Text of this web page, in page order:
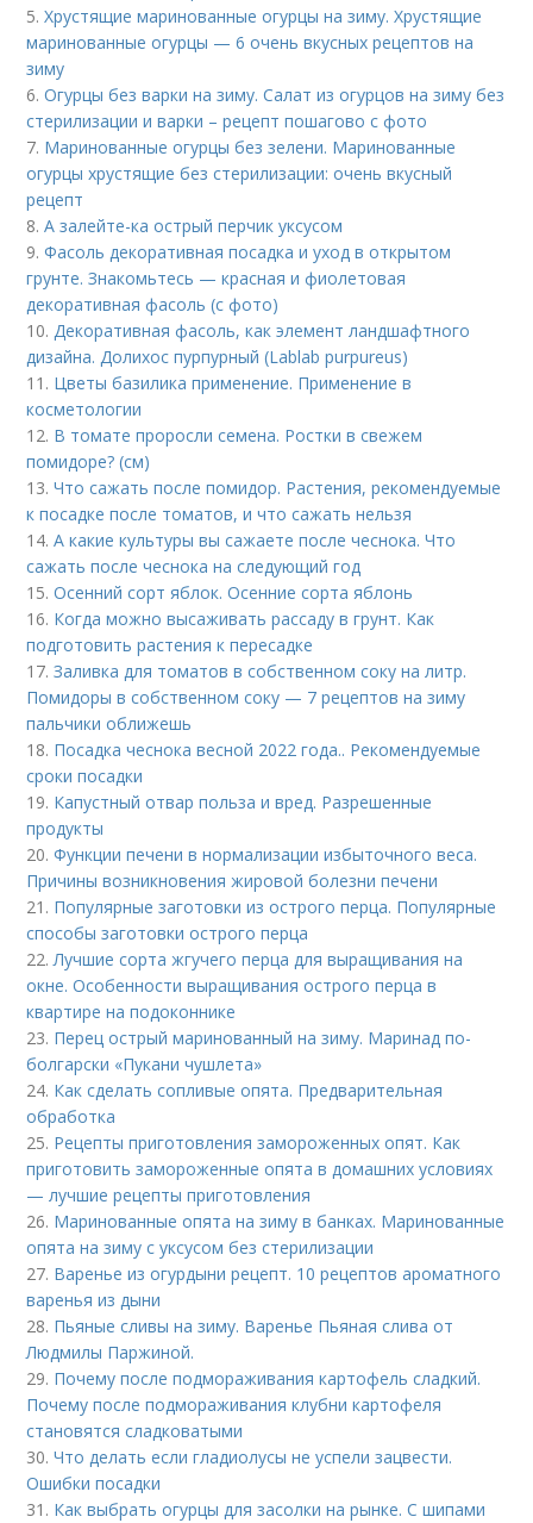
5.Хрустящие маринованные огурцы на зиму. Хрустящие
маринованные огурцы — 6 очень вкусных рецептов на
зиму
6.Огурцы без варки на зиму. Салат из огурцов на зиму без
стерилизации и варки – рецепт пошагово с фото
7. Маринованные огурцы без зелени. Маринованные
огурцы хрустящие без стерилизации: очень вкусный
рецепт
8.А залейте-ка острый перчик уксусом
9.Фасоль декоративная посадка и уход в открытом
грунте. Знакомьтесь — красная и фиолетовая
декоративная фасоль (с фото)
10.Декоративная фасоль, как элемент ландшафтного
дизайна. Долихос пурпурный (Lablab purpureus)
11. Цветы базилика применение. Применение в
косметологии
12. В томате проросли семена. Ростки в свежем
помидоре? (см)
13.Что сажать после помидор. Растения, рекомендуемые
к посадке после томатов, и что сажать нельзя
14.А какие культуры вы сажаете после чеснока. Что
сажать после чеснока на следующий год
15.Осенний сорт яблок. Осенние сорта яблонь
16. Когда можно высаживать рассаду в грунт. Как
подготовить растения к пересадке
17.Заливка для томатов в собственном соку на литр.
Помидоры в собственном соку — 7 рецептов на зиму
пальчики оближешь
18. Посадка чеснока весной 2022 года.. Рекомендуемые
сроки посадки
19. Капустный отвар польза и вред. Разрешенные
продукты
20.Функции печени в нормализации избыточного веса.
Причины возникновения жировой болезни печени
21. Популярные заготовки из острого перца. Популярные
способы заготовки острого перца
22.Лучшие сорта жгучего перца для выращивания на
окне. Особенности выращивания острого перца в
квартире на подоконнике
23. Перец острый маринованный на зиму. Маринад по-
болгарски «Пукани чушлета»
24. Как сделать сопливые опята. Предварительная
обработка
25. Рецепты приготовления замороженных опят. Как
приготовить замороженные опята в домашних условиях
— лучшие рецепты приготовления
26. Маринованные опята на зиму в банках. Маринованные
опята на зиму с уксусом без стерилизации
27. Варенье из огурдыни рецепт. 10 рецептов ароматного
варенья из дыни
28. Пьяные сливы на зиму. Варенье Пьяная слива от
Людмилы Паржиной.
29. Почему после подмораживания картофель сладкий.
Почему после подмораживания клубни картофеля
становятся сладковатыми
30.Что делать если гладиолусы не успели зацвести.
Ошибки посадки
31. Как выбрать огурцы для засолки на рынке. С шипами